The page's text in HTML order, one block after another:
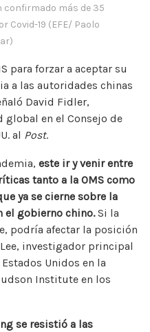
confirmado más de 35
Covid-19 (EFE/ Paolo
para forzar a aceptar su
a las autoridades chinas
David Fidler,
en el Consejo de
al Post.
este ir y venir entre
tanto a la OMS como
ya se cierne sobre la
el gobierno chino.Si la
podría afectar la posición
investigador principal
Unidos en la
Institute en los
se resistió a las